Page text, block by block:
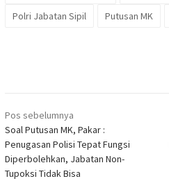
Polri Jabatan Sipil
Putusan MK
Navigasi
pos
Pos sebelumnya
Soal Putusan MK, Pakar :
Penugasan Polisi Tepat Fungsi
Diperbolehkan, Jabatan Non-
Tupoksi Tidak Bisa